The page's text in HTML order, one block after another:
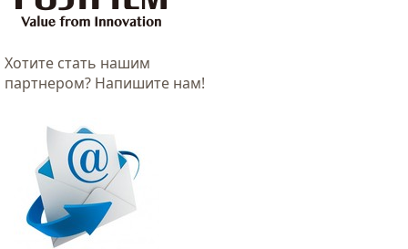
Хотитe стать нашим
партнером? Напишите нам!